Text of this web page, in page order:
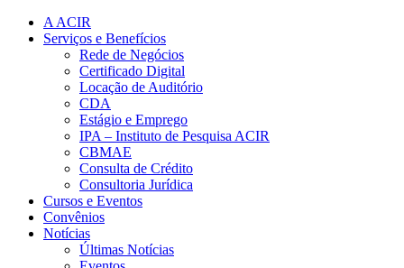
A ACIR
Serviços e Benefícios
Rede de Negócios
Certificado Digital
Locação de Auditório
CDA
Estágio e Emprego
IPA – Instituto de Pesquisa ACIR
CBMAE
Consulta de Crédito
Consultoria Jurídica
Cursos e Eventos
Convênios
Notícias
Últimas Notícias